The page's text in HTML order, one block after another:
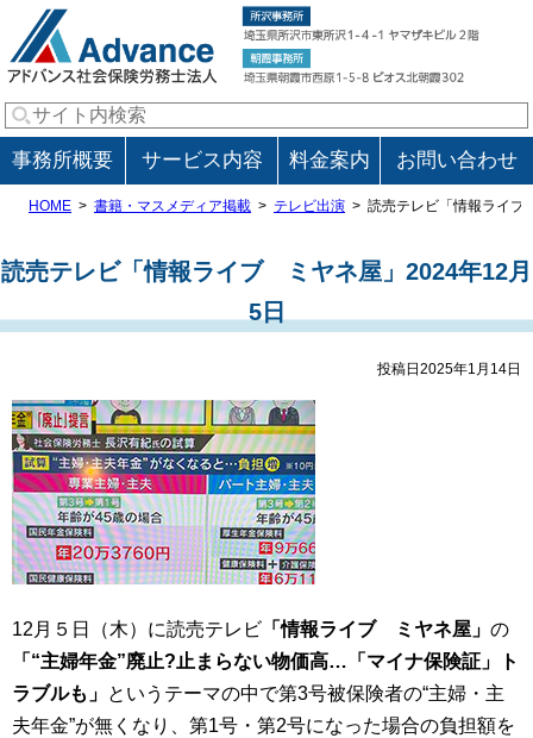
事務所概要 サービス内容 料金案内 お問い合わせ
HOME 書籍・マスメディア掲載 テレビ出演 読売テレビ「情報ライ
読売テレビ「情報ライブ ミヤネ屋」2024年12月
5日
投稿日2025年1月14日
12月５日（木）に読売テレビ 「情報ライブ ミヤネ屋」 の
「“主婦年金”廃止?止まらない物価高…「マイナ保険証」ト
ラブルも」 というテーマの中で第3号被保険者の“主婦・主
夫年金”が無くなり、第1号・第2号になった場合の負担額を